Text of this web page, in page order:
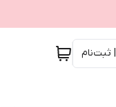
ثبت‌نام